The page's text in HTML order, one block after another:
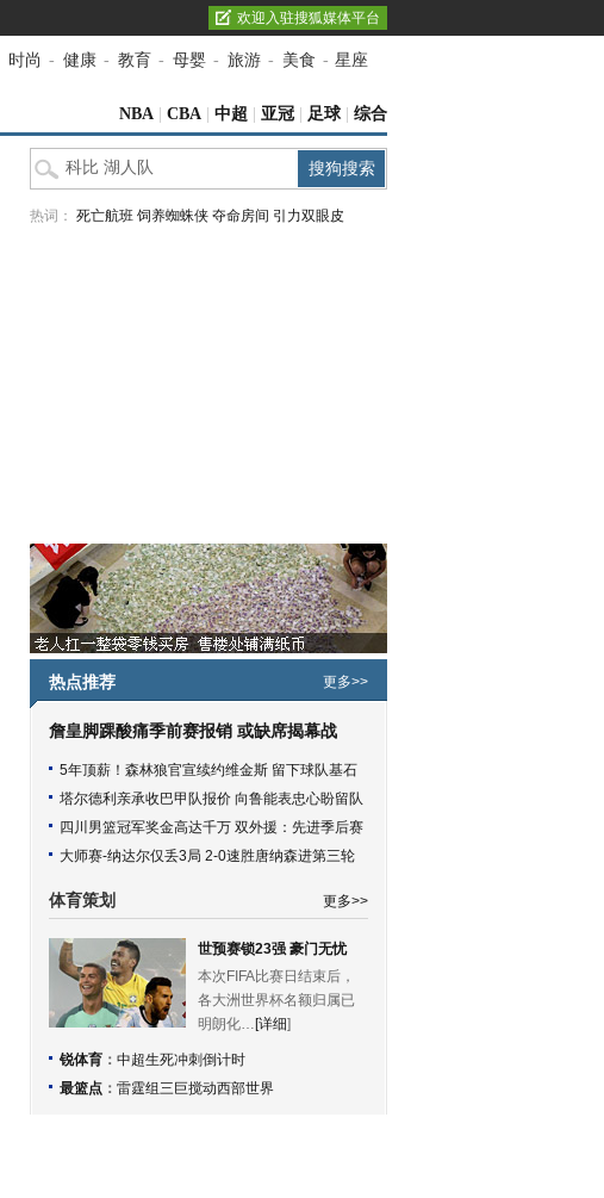
欢迎入驻搜狐媒体平台
时尚 - 健康 - 教育 - 母婴 - 旅游 - 美食 - 星座
NBA CBA 中超 亚冠 足球 综合
热词： 死亡航班 饲养蜘蛛侠 夺命房间 引力双眼皮
热点推荐 更多>>
詹皇脚踝酸痛季前赛报销 或缺席揭幕战
5年顶薪！森林狼官宣续约维金斯 留下球队基石
塔尔德利亲承收巴甲队报价 向鲁能表忠心盼留队
四川男篮冠军奖金高达千万 双外援：先进季后赛
大师赛-纳达尔仅丢3局 2-0速胜唐纳森进第三轮
体育策划 更多>>
世预赛锁23强 豪门无忧
本次FIFA比赛日结束后，
各大洲世界杯名额归属已
明朗化… [详细]
锐体育 ： 中超生死冲刺倒计时
最篮点 ： 雷霆组三巨搅动西部世界